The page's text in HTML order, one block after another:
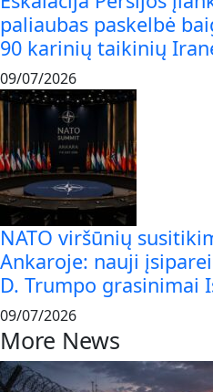
paliaubas paskelbė
90 karinių taikinių
09/07/2026
NATO viršūnių
Ankaroje: nauji
D. Trumpo grasinimai
09/07/2026
More News